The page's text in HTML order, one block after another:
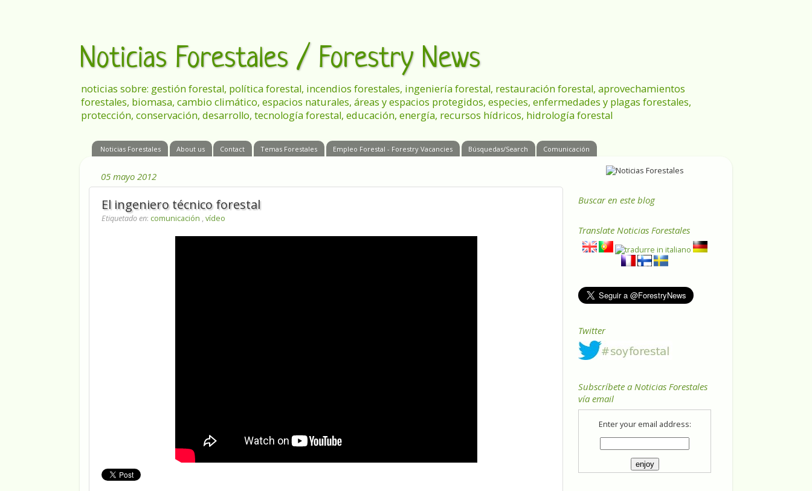
Noticias Forestales / Forestry News
noticias sobre: gestión forestal, política forestal, incendios forestales, ingeniería forestal, restauración forestal, aprovechamientos
forestales, biomasa, cambio climático, espacios naturales, áreas y espacios protegidos, especies, enfermedades y plagas forestales,
protección, conservación, desarrollo, tecnología forestal, educación, energía, recursos hídricos, hidrología forestal
Noticias Forestales About us Contact Temas Forestales Empleo Forestal - Forestry Vacancies Búsquedas/Search Comunicación
05 mayo 2012
El ingeniero técnico forestal
Etiquetado en: comunicación , vídeo
Buscar en este blog
Translate Noticias Forestales
Twitter
Subscríbete a Noticias Forestales
vía email
Enter your email address: